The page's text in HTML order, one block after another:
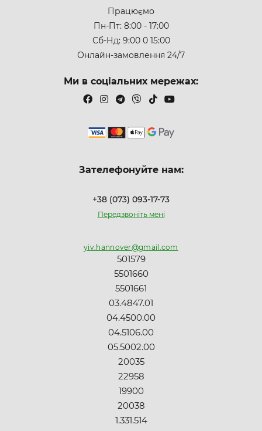
Працюємо
Пн-Пт: 8:00 - 17:00
Сб-Нд: 9:00 0 15:00
Онлайн-замовлення 24/7
Ми в соціальних мережах:
Зателефонуйте нам:
+38 (073) 093-17-73
Передзвоніть мені
yiv.hannover@gmail.com
501579
5501660
5501661
03.4847.01
04.4500.00
04.5106.00
05.5002.00
20035
22958
19900
20038
1.331.514